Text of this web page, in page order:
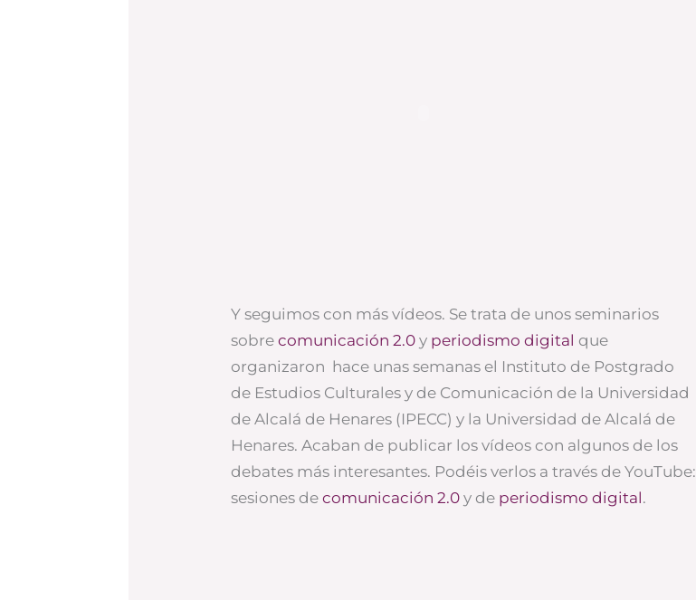
Y seguimos con más vídeos. Se trata de unos seminarios
sobrecomunicación 2.0 y periodismo digital que
organizaron hace unas semanas el Instituto de Postgrado
de Estudios Culturales y de Comunicación de la Universidad
de Alcalá de Henares (IPECC) y la Universidad de Alcalá de
Henares. Acaban de publicar los vídeos con algunos de los
debates más interesantes. Podéis verlos a través de YouTube:
sesiones decomunicación 2.0 y de periodismo digital.